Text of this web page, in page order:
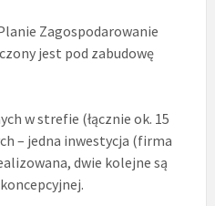
Zagospodarowanie
jest pod zabudowę
w strefie (łącznie ok. 15
– jedna inwestycja (firma
dwie kolejne są